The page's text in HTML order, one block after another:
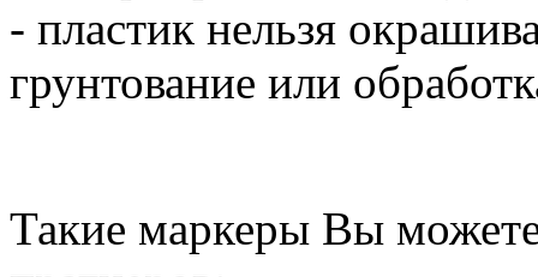
- пластик нельзя
грунтование или
Такие маркеры Вы